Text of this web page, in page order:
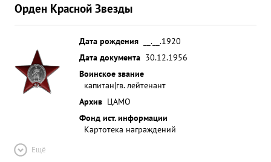
Орден Красной Звезды
Дата рождения
__.__.1920
Дата документа 30.12.1956
Воинское звание
капитан|гв. лейтенант
Архив ЦАМО
Фонд ист. информации
Картотека награждений
Ещё